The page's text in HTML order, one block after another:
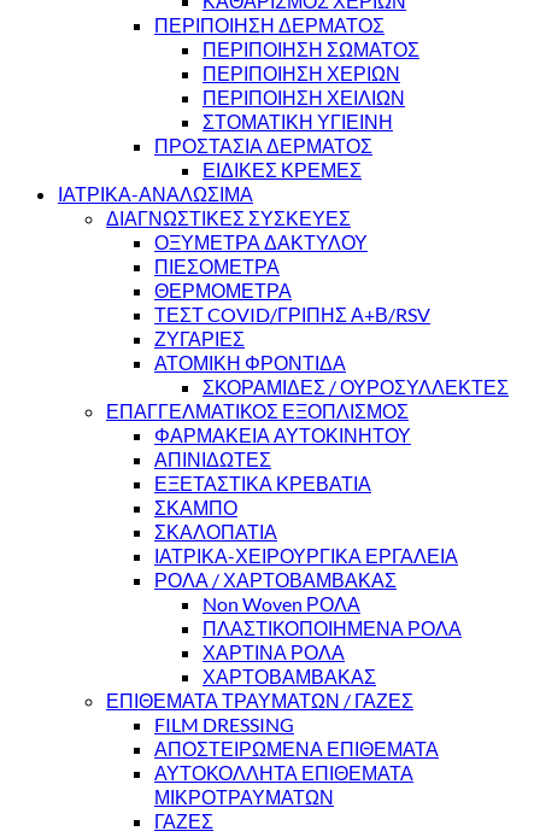
ΠΕΡΙΠΟΙΗΣΗ ΔΕΡΜΑΤΟΣ
ΠΕΡΙΠΟΙΗΣΗ ΣΩΜΑΤΟΣ
ΠΕΡΙΠΟΙΗΣΗ ΧΕΡΙΩΝ
ΠΕΡΙΠΟΙΗΣΗ ΧΕΙΛΙΩΝ
ΣΤΟΜΑΤΙΚΗ ΥΓΙΕΙΝΗ
ΠΡΟΣΤΑΣΙΑ ΔΕΡΜΑΤΟΣ
ΕΙΔΙΚΕΣ ΚΡΕΜΕΣ
ΙΑΤΡΙΚΑ-ΑΝΑΛΩΣΙΜΑ
ΔΙΑΓΝΩΣΤΙΚΕΣ ΣΥΣΚΕΥΕΣ
ΟΞΥΜΕΤΡΑ ΔΑΚΤΥΛΟΥ
ΠΙΕΣΟΜΕΤΡΑ
ΘΕΡΜΟΜΕΤΡΑ
ΤΕΣΤ COVID/ΓΡΙΠΗΣ Α+Β/RSV
ΖΥΓΑΡΙΕΣ
ΑΤΟΜΙΚΗ ΦΡΟΝΤΙΔΑ
ΣΚΟΡΑΜΙΔΕΣ / ΟΥΡΟΣΥΛΛΕΚΤΕΣ
ΕΠΑΓΓΕΛΜΑΤΙΚΟΣ ΕΞΟΠΛΙΣΜΟΣ
ΦΑΡΜΑΚΕΙΑ ΑΥΤΟΚΙΝΗΤΟΥ
ΑΠΙΝΙΔΩΤΕΣ
ΕΞΕΤΑΣΤΙΚΑ ΚΡΕΒΑΤΙΑ
ΣΚΑΜΠΟ
ΣΚΑΛΟΠΑΤΙΑ
ΙΑΤΡΙΚΑ-ΧΕΙΡΟΥΡΓΙΚΑ ΕΡΓΑΛΕΙΑ
ΡΟΛΑ / ΧΑΡΤΟΒΑΜΒΑΚΑΣ
Non Woven ΡΟΛΑ
ΠΛΑΣΤΙΚΟΠΟΙΗΜΕΝΑ ΡΟΛΑ
ΧΑΡΤΙΝΑ ΡΟΛΑ
ΧΑΡΤΟΒΑΜΒΑΚΑΣ
ΕΠΙΘΕΜΑΤΑ ΤΡΑΥΜΑΤΩΝ / ΓΑΖΕΣ
FILM DRESSING
ΑΠΟΣΤΕΙΡΩΜΕΝΑ ΕΠΙΘΕΜΑΤΑ
ΑΥΤΟΚΟΛΛΗΤΑ ΕΠΙΘΕΜΑΤΑ
ΜΙΚΡΟΤΡΑΥΜΑΤΩΝ
ΓΑΖΕΣ